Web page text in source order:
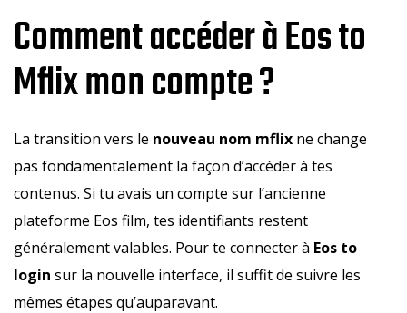
Comment accéder à Eos to
Mflix mon compte ?
La transition vers le nouveau nom mflix ne change
pas fondamentalement la façon d’accéder à tes
contenus. Si tu avais un compte sur l’ancienne
plateforme Eos film, tes identifiants restent
généralement valables. Pour te connecter à Eos to
login sur la nouvelle interface, il suffit de suivre les
mêmes étapes qu’auparavant.